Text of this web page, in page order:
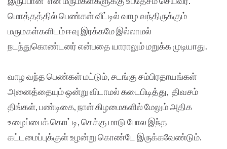
மொத்தத்தில் பெண்கள் வீட்டில் வாழ வந்திருக்கும்
மருமகள்களிடம் ஈவு இரக்கமே இல்லாமல்
நடந்துகொண்டனர் என்பதை யாராலும் மறுக்க முடியாது.
வாழ வந்த பெண்கள் மட்டும், சடங்கு சம்பிரதாயங்கள்
அனைத்தையும் ஒன்று விடாமல் கடைபிடித்து, திவசம்
திங்கள், பண்டிகை, நாள் கிழமைகளில் மேலும் அதிக
உழைப்பைக் கொட்டி, செக்கு மாடு போல இந்த
கட்டமைப்புக்குள் உழன்று கொண்டே இருக்கவேண்டும்.